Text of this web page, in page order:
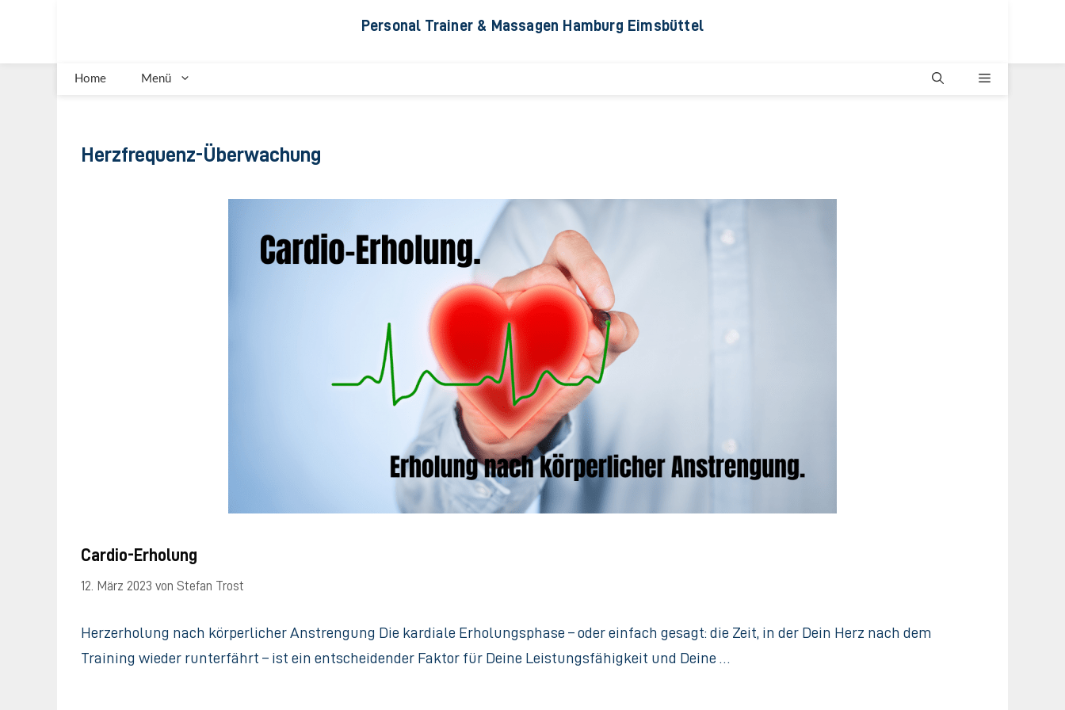
springen
Personal Trainer & Massagen Hamburg Eimsbüttel
Home Menü
Herzfrequenz-Überwachung
Cardio-Erholung
12. März 2023 von Stefan Trost
Herzerholung nach körperlicher Anstrengung Die kardiale Erholungsphase – oder einfach gesagt: die Zeit, in der Dein Herz nach dem
Training wieder runterfährt – ist ein entscheidender Faktor für Deine Leistungsfähigkeit und Deine …